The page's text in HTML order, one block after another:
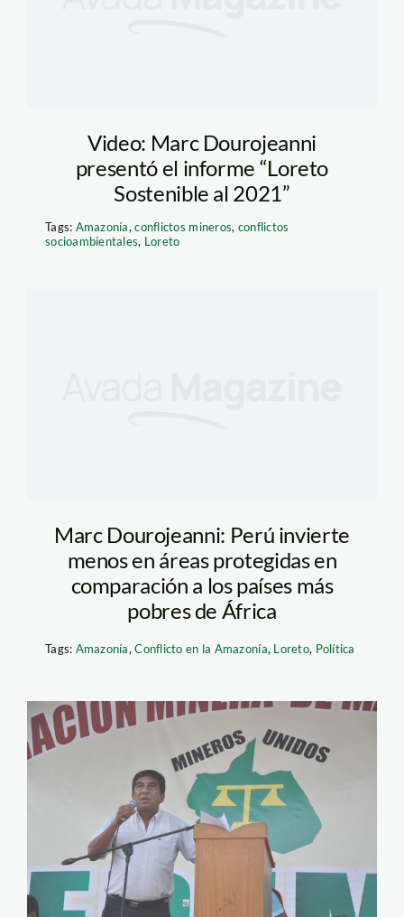
Video: Marc Dourojeanni
presentó el informe “Loreto
Sostenible al 2021”
Tags: Amazonía,conflictos mineros, conflictos
socioambientales, Loreto
Marc Dourojeanni: Perú invierte
menos en áreas protegidas en
comparación a los países más
pobres de África
Tags: Amazonía,Conflicto en la Amazonía, Loreto, Política
otsuka_fedemin_madre
de dios_spda